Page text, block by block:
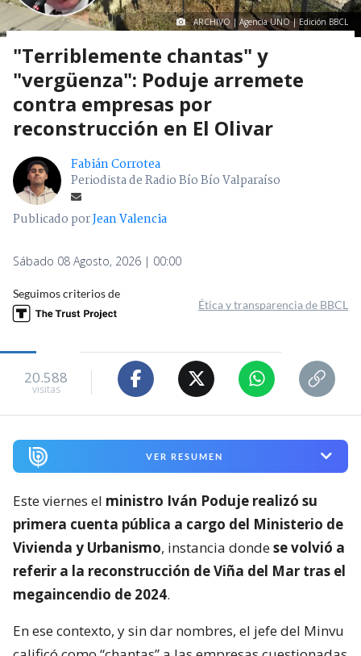
ARCHIVO | Agencia UNO | Edición BBCL
"Terriblemente chantas" y
"vergüenza": Poduje arremete
contra empresas por
reconstrucción en El Olivar
Fabián Corrotea
Periodista de Radio Bío Bío Valparaíso
Publicado porJean Valencia
Sábado 08 Agosto, 2026 | 00:00
Seguimos criterios de
Ética y transparencia de BBCL
20.588
visitas
VER RESUMEN
Este viernes el ministro Iván Poduje realizó su
primera cuenta pública a cargo del Ministerio de
Vivienda y Urbanismo, instancia dondese volvió a
referir a la reconstrucción de Viña del Mar tras el
megaincendio de 2024.
En ese contexto, y sin dar nombres, el jefe del Minvu